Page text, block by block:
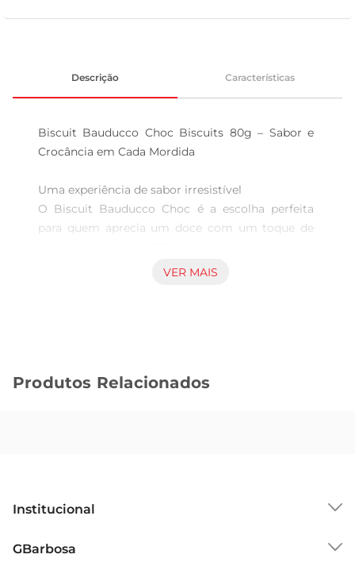
Descrição Características
Biscuit Bauducco Choc Biscuits 80g – Sabor e
Crocância em Cada Mordida
Uma experiência de sabor irresistível
O Biscuit Bauducco Choc é a escolha perfeita
para quem aprecia um doce com um toque de
biscoito de chocolate amargo traz uma
Choc é feito com chocolate amargo de alta
marcante que agrada a todos os paladares.
VER MAIS
Produtos Relacionados
Institucional
Grupo Cencosud
GBarbosa